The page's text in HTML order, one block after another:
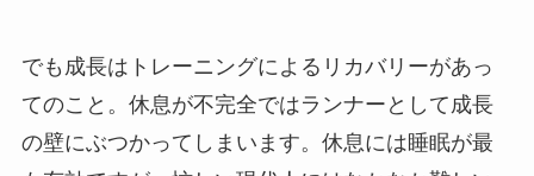
でも成長はトレーニングによるリカバリーがあっ
てのこと。休息が不完全ではランナーとして成長
の壁にぶつかってしまいます。休息には睡眠が最